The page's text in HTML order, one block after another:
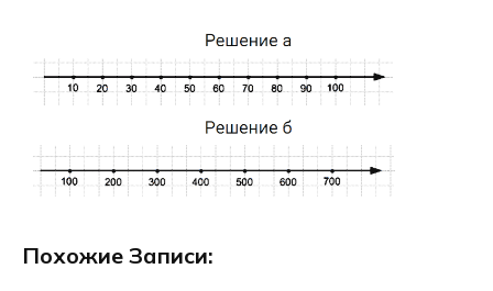
Похожие Записи: